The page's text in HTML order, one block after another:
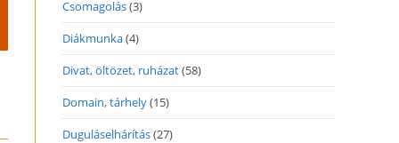
Csomagolás(3)
Diákmunka(4)
Divat, öltözet, ruházat(58)
Domain, tárhely(15)
Duguláselhárítás(27)